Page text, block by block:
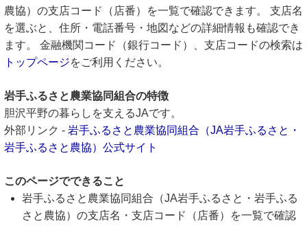
農協）の支店コード（店番）を一覧で確認できます。 支店名
を選ぶと、住所・電話番号・地図などの詳細情報も確認でき
ます。 金融機関コード（銀行コード）、支店コードの検索は
トップページをご利用ください。
岩手ふるさと農業協同組合の特徴
胆沢平野の暮らしを支えるJAです。
外部リンク - 岩手ふるさと農業協同組合（JA岩手ふるさと・
岩手ふるさと農協）公式サイト
このページでできること
岩手ふるさと農業協同組合（JA岩手ふるさと・岩手ふる
さと農協）の支店名・支店コード（店番）を一覧で確認